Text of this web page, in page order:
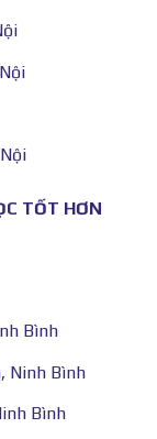
TỐT HƠN
Bình
Ninh Bình
Bình